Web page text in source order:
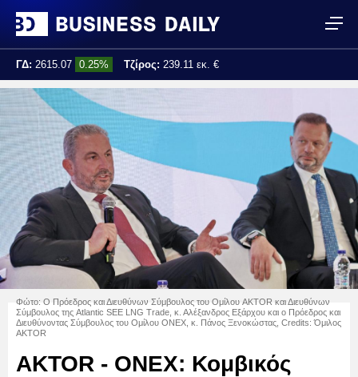
ΓΔ: 2615.07 0.25% Τζίρος: 239.11 εκ. €
Τελ. ενημέρωση:
Φώτο: Ο Πρόεδρος και Διευθύνων Σύμβουλος του Ομίλου AKTOR και Διευθύνων
Σύμβουλος της Atlantic SEE LNG Trade, κ. Αλέξανδρος Εξάρχου και ο Πρόεδρος και
Διευθύνοντας Σύμβουλος του Ομίλου ONEX, κ. Πάνος Ξενοκώστας, Credits: Όμιλος
AKTOR
AKTOR - ONEX: Κομβικός